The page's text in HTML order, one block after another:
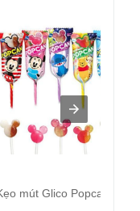
mút Glico Popcan